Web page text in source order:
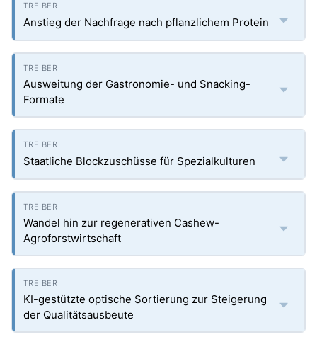
Anstieg der Nachfrage nach pflanzlichem Protein
Ausweitung der Gastronomie- und Snacking-
Formate
Staatliche Blockzuschüsse für Spezialkulturen
Wandel hin zur regenerativen Cashew-
Agroforstwirtschaft
KI-gestützte optische Sortierung zur Steigerung
der Qualitätsausbeute